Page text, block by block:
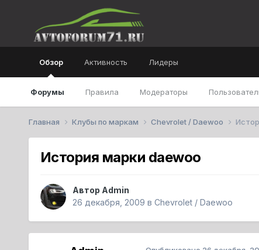
Обзор
Форумы Правила Модераторы
Активность Лидеры
Главная Клубы по маркам Chevrolet / Daewoo
История марки daewoo
Автор Admin
26 декабря, 2009 в Chevrolet / Daewoo